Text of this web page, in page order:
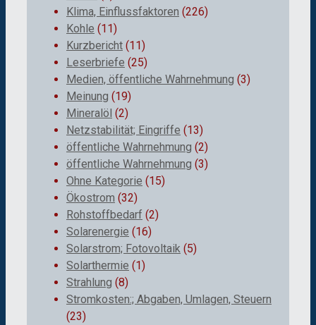
Klima, Einflussfaktoren (226)
Kohle (11)
Kurzbericht (11)
Leserbriefe (25)
Medien, öffentliche Wahrnehmung (3)
Meinung (19)
Mineralöl (2)
Netzstabilität; Eingriffe (13)
öffentliche Wahrnehmung (2)
öffentliche Wahrnehmung (3)
Ohne Kategorie (15)
Ökostrom (32)
Rohstoffbedarf (2)
Solarenergie (16)
Solarstrom; Fotovoltaik (5)
Solarthermie (1)
Strahlung (8)
Stromkosten:; Abgaben, Umlagen, Steuern
(23)